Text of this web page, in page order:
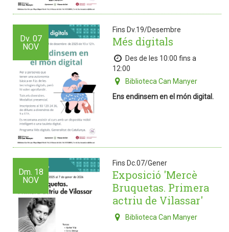
Dv. 07
NOV
Fins Dv.19/Desembre
Més digitals
Des de les 10:00 fins a
12:00
Biblioteca Can Manyer
Ens endinsem en el món digital.
Dm. 18
NOV
Fins Dc.07/Gener
Exposició 'Mercè
Bruquetas. Primera
actriu de Vilassar'
Biblioteca Can Manyer